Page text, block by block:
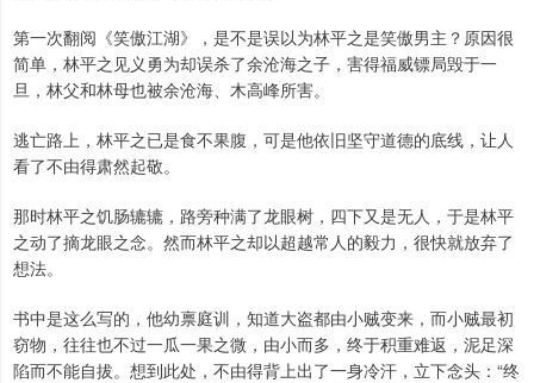
第一次翻阅《笑傲江湖》，是不是误以为林平之是笑傲男主？原因很
简单，林平之见义勇为却误杀了余沧海之子，害得福威镖局毁于一
旦，林父和林母也被余沧海、木高峰所害。
逃亡路上，林平之已是食不果腹，可是他依旧坚守道德的底线，让人
看了不由得肃然起敬。
那时林平之饥肠辘辘，路旁种满了龙眼树，四下又是无人，于是林平
之动了摘龙眼之念。然而林平之却以超越常人的毅力，很快就放弃了
想法。
书中是这么写的，他幼禀庭训，知道大盗都由小贼变来，而小贼最初
窃物，往往也不过一瓜一果之微，由小而多，终于积重难返，泥足深
陷而不能自拔。想到此处，不由得背上出了一身冷汗，立下念头：“终